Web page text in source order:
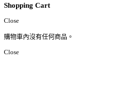
Shopping Cart
Close
購物車內沒有任何商品。
Close